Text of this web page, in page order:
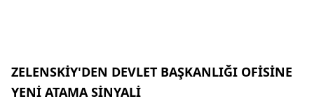
ZELENSKİY'DEN DEVLET BAŞKANLIĞI OFİSİNE
YENİ ATAMA SİNYALİ